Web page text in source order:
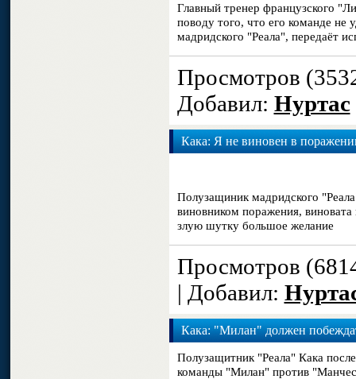
Главный тренер французского
поводу того, что его команде не
мадридского "Реала", передаёт
Просмотров
Добавил: Нуртас
Кака: Я не виновен в
Полузащиник мадридского
виновником поражения,
злую шутку большое желание
Просмотров
| Добавил:
Кака: "Милан" должен
Полузащитник "Реала" Кака
команды "Милан" против